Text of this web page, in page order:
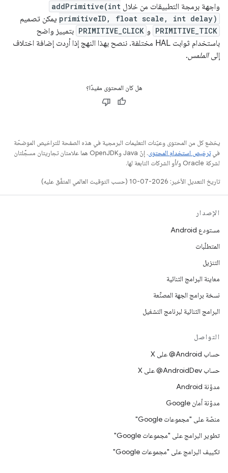
واجهة برمجة التطبيقات من خلال addPrimitive(int
primitiveID, float scale, int delay) يمكن تصميم
PRIMITIVE_TICK و PRIMITIVE_CLICK بتمييز واضح
باستخدام ثوابت HAL مختلفة. ننصح بهذا النهج إذا أردت إضافة اختلاف
إلىالملمس.
هل كان المحتوى مفيدًا؟
يخضع كل من المحتوى وعيّنات التعليمات البرمجية في هذه الصفحة للتراخيص الموضحّة
فيترخيص استخدام المحتوى
. إنّ Java وOpenJDK هما علامتان تجاريتان مسجَّلتان
لشركة Oracle و/أو الشركات التابعة لها.
تاريخ التعديل الأخير: 2026-07-10 (حسب التوقيت العالمي المتفَّق عليه)
الإصدار
مستودع Android
المتطلّبات
التنزيل
معاينة البرامج الثنائية
نسخة برامج الجهة المصنِّعة
البرامج الثنائية لبرنامج التشغيل
التواصل
حساب ‎@Android على X
حساب ‎@AndroidDev على X
مدوّنة Android
مدوّنة أمان Google
منصّة على "مجموعات Google"
تطوير البرامج على "مجموعات Google"
تكييف البرامج على "مجموعات Google"